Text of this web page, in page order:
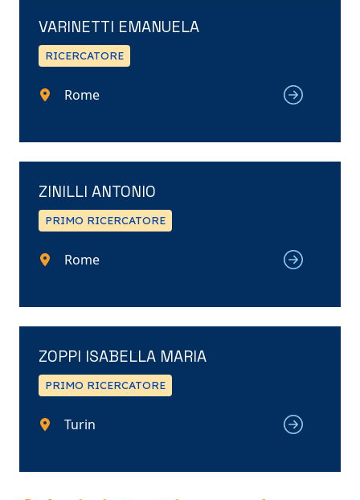
VARINETTI EMANUELA
RICERCATORE
Rome
ZINILLI ANTONIO
PRIMO RICERCATORE
Rome
ZOPPI ISABELLA MARIA
PRIMO RICERCATORE
Turin